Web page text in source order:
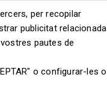
per recopilar
publicitat relacionada
pautes de
o configurar-les o